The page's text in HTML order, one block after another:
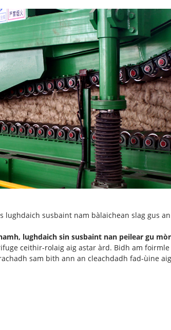
susbaint nam bàlaichean slag gus
lughdaich sin susbaint nan peilear gu
ceithir-rolaig aig astar àrd. Bidh am
sam bith ann an cleachdadh fad-ùine